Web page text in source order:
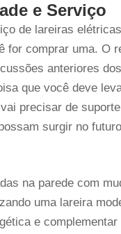
e Serviço
de lareiras
for comprar uma. O
anteriores
que você deve
precisar de
surgir no
na parede com
uma lareira
e